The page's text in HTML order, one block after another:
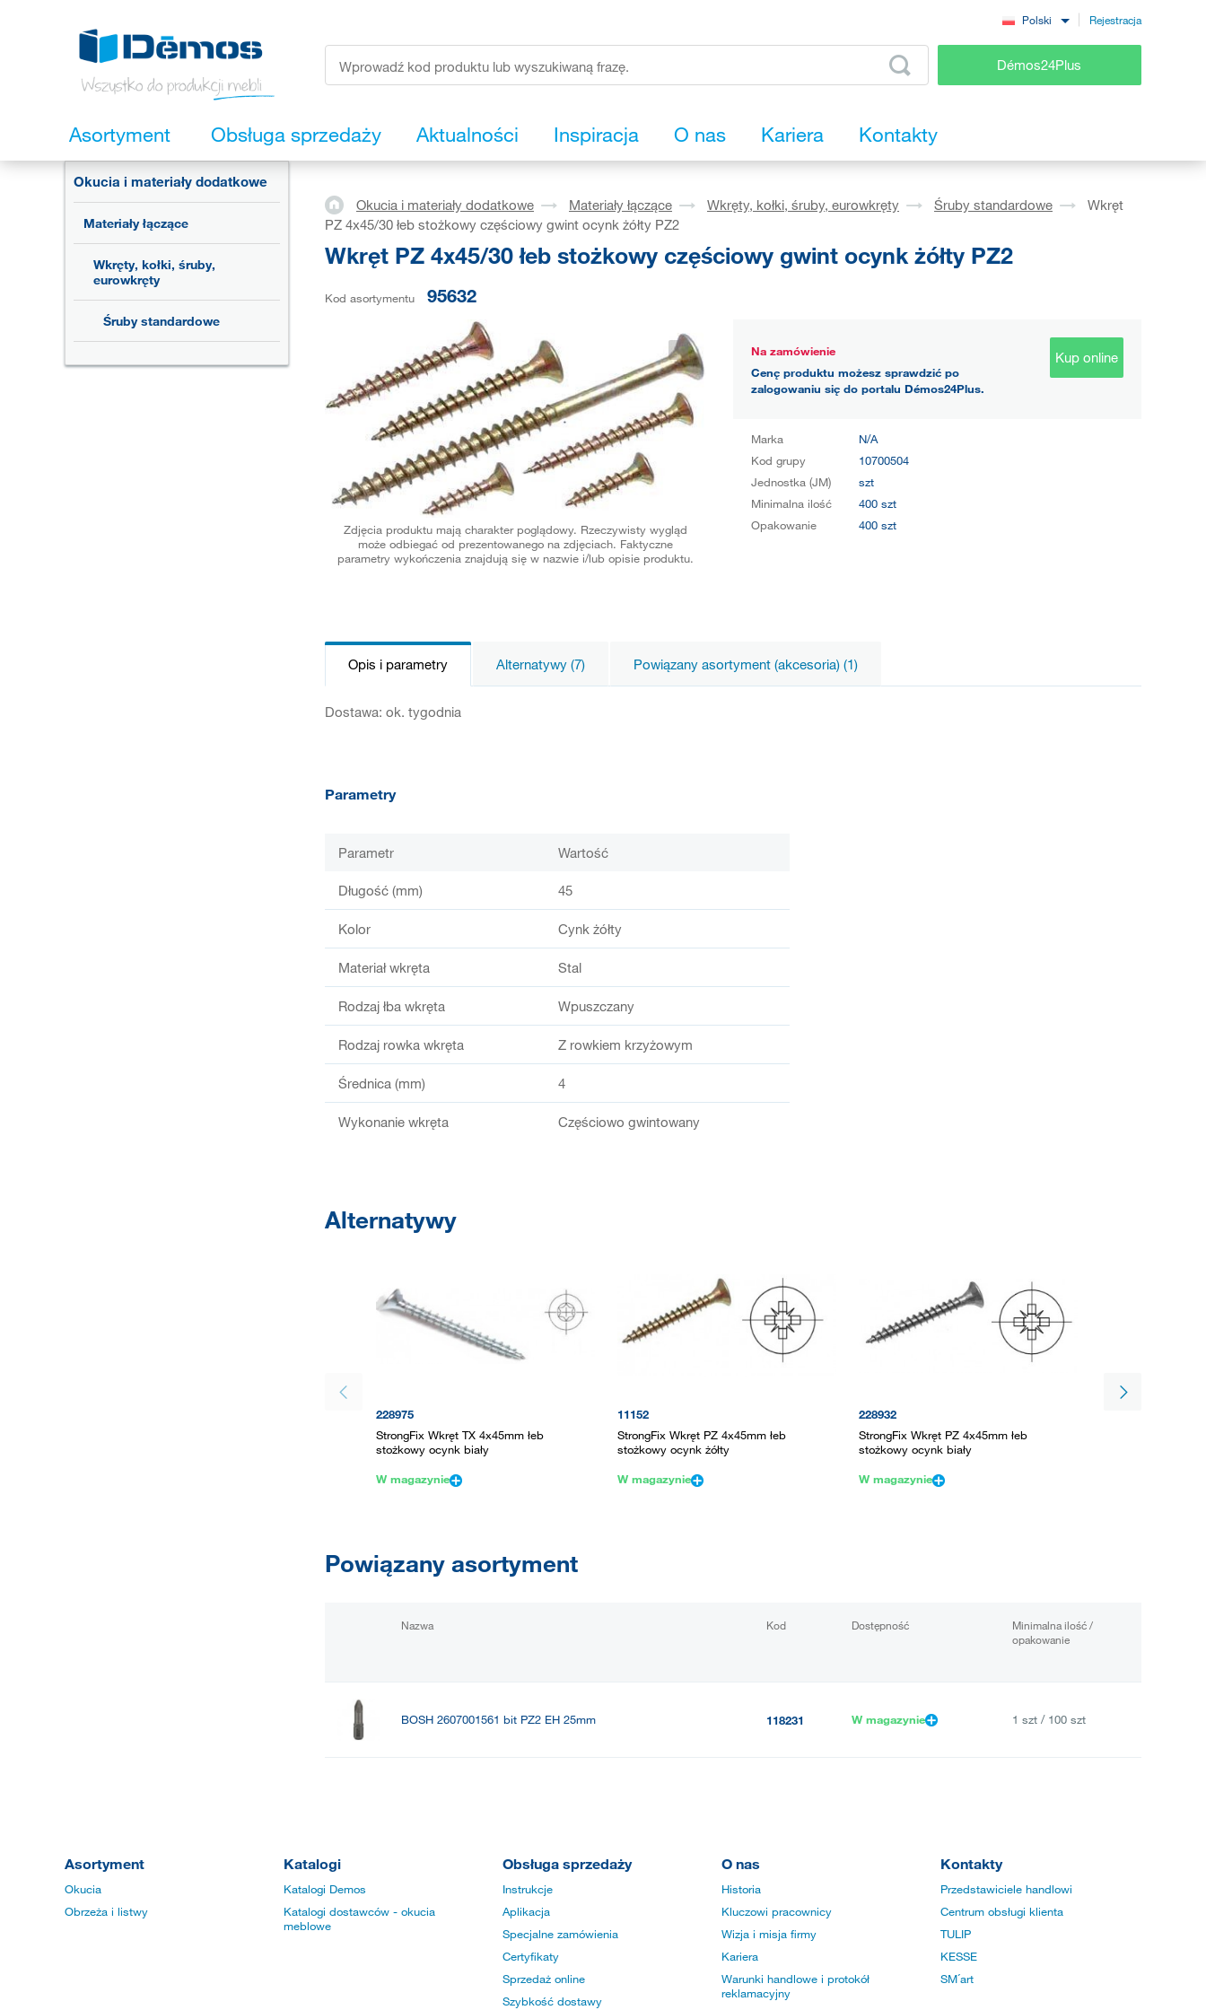
Polski Rejestracja
Démos24Plus
Asortyment Obsługa sprzedaży Aktualności Inspiracja O nas Kariera Kontakty
Okucia i materiały dodatkowe
Materiały łączące
Wkręty, kołki, śruby,
eurowkręty
Śruby standardowe
Okucia i materiały dodatkowe Materiały łączące Wkręty, kołki, śruby, eurowkręty Śruby standardowe
Wkręt
PZ 4x45/30 łeb stożkowy częściowy gwint ocynk żółty PZ2
Wkręt PZ 4x45/30 łeb stożkowy częściowy gwint ocynk żółty PZ2
Kod asortymentu 95632
Zdjęcia produktu mają charakter poglądowy. Rzeczywisty wygląd
może odbiegać od prezentowanego na zdjęciach. Faktyczne
parametry wykończenia znajdują się w nazwie i/lub opisie produktu.
Na zamówienie
Cenę produktu możesz sprawdzić po
zalogowaniu się do portalu Démos24Plus.
Kup online
Marka
N/A
Kod grupy
10700504
Jednostka (JM)
szt
Minimalna ilość
400 szt
Opakowanie
400 szt
Opis i parametry Alternatywy (7) Powiązany asortyment (akcesoria) (1)
Dostawa: ok. tygodnia
Parametry
Parametr Wartość
Długość (mm) 45
Kolor Cynk żółty
Materiał wkręta Stal
Rodzaj łba wkręta Wpuszczany
Rodzaj rowka wkręta Z rowkiem krzyżowym
Średnica (mm) 4
Wykonanie wkręta Częściowo gwintowany
Alternatywy
228975
StrongFix Wkręt TX 4x45mm łeb
stożkowy ocynk biały
W magazynie
11152
StrongFix Wkręt PZ 4x45mm łeb
stożkowy ocynk żółty
W magazynie
228932
StrongFix Wkręt PZ 4x45mm łeb
stożkowy ocynk biały
W magazynie
Powiązany asortyment
Nazwa Kod Dostępność
Minimalna ilość /
opakowanie
BOSH 2607001561 bit PZ2 EH 25mm 118231 W magazynie 1 szt / 100 szt
Asortyment
Okucia
Obrzeża i listwy
Katalogi
Katalogi Demos
Katalogi dostawców - okucia
meblowe
Obsługa sprzedaży
Instrukcje
Aplikacja
Specjalne zamówienia
Certyfikaty
Sprzedaż online
Szybkość dostawy
O nas
Historia
Kluczowi pracownicy
Wizja i misja firmy
Kariera
Warunki handlowe i protokół
reklamacyjny
Kontakty
Przedstawiciele handlowi
Centrum obsługi klienta
TULIP
KESSE
SM´art